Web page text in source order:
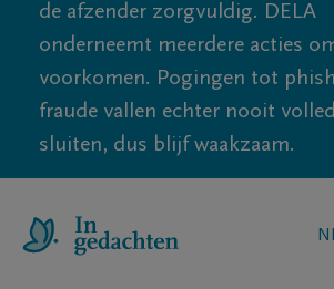
de afzender zorgvuldig. DELA
onderneemt meerdere acties
voorkomen. Pogingen tot
fraude vallen echter nooit
sluiten, dus blijf waakzaam.